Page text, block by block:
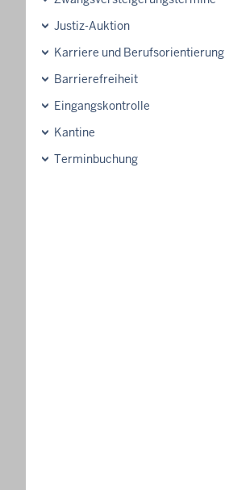
Justiz-Auktion
Karriere und Berufsorientierung
Barrierefreiheit
Eingangskontrolle
Kantine
Terminbuchung